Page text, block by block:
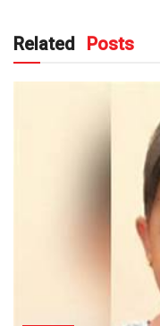
Related Posts